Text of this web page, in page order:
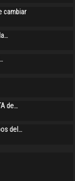
cambiar
de…
del…